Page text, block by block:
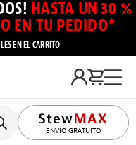
HASTA UN 30 %
EN TU PEDIDO*
EN EL CARRITO
ENVÍO GRATUITO